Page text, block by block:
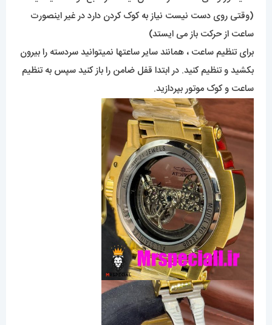
(وقتی روی دست نیست نیاز به کوک کردن دارد در غیر اینصورت
ساعت از حرکت باز می ایستد)
برای تنظیم ساعت ، همانند سایر ساعتها نمیتوانید سردسته را بیرون
بکشید و تنظیم کنید. در ابتدا قفل ضامن را باز کنید سپس به تنظیم
ساعت و کوک موتور بپردازید.